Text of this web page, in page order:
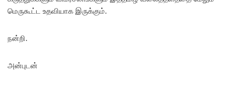
மெருகூட்ட உதவியாக இருக்கும்.
நன்றி.
அன்புடன்